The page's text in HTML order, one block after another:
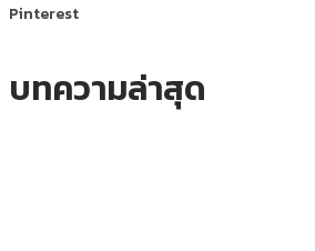
Pinterest
บทความล่าสุด